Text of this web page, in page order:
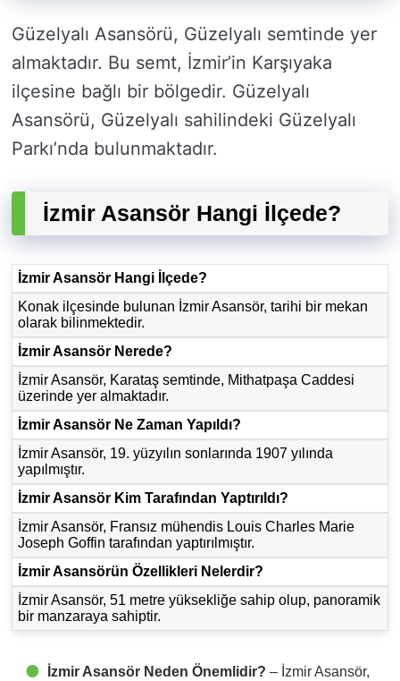
Güzelyalı Asansörü, Güzelyalı semtinde yer
almaktadır. Bu semt, İzmir’in Karşıyaka
ilçesine bağlı bir bölgedir. Güzelyalı
Asansörü, Güzelyalı sahilindeki Güzelyalı
Parkı’nda bulunmaktadır.
İzmir Asansör Hangi İlçede?
İzmir Asansör Hangi İlçede?
Konak ilçesinde bulunan İzmir Asansör, tarihi bir mekan
olarak bilinmektedir.
İzmir Asansör Nerede?
İzmir Asansör, Karataş semtinde, Mithatpaşa Caddesi
üzerinde yer almaktadır.
İzmir Asansör Ne Zaman Yapıldı?
İzmir Asansör, 19. yüzyılın sonlarında 1907 yılında
yapılmıştır.
İzmir Asansör Kim Tarafından Yaptırıldı?
İzmir Asansör, Fransız mühendis Louis Charles Marie
Joseph Goffin tarafından yaptırılmıştır.
İzmir Asansörün Özellikleri Nelerdir?
İzmir Asansör, 51 metre yüksekliğe sahip olup, panoramik
bir manzaraya sahiptir.
İzmir Asansör Neden Önemlidir? – İzmir Asansör,